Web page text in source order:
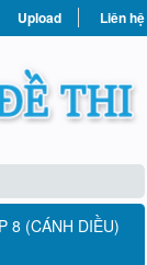
Upload Liên hệ
8 (CÁNH DIỀU)